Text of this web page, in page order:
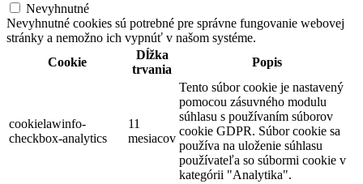
Nevyhnutné
Nevyhnutné cookies sú potrebné pre správne fungovanie webovej
stránky a nemožno ich vypnúť v našom systéme.
Cookie
Dĺžka
trvania
Popis
cookielawinfo-
checkbox-analytics
11
mesiacov
Tento súbor cookie je nastavený
pomocou zásuvného modulu
súhlasu s používaním súborov
cookie GDPR. Súbor cookie sa
používa na uloženie súhlasu
používateľa so súbormi cookie v
kategórii "Analytika".